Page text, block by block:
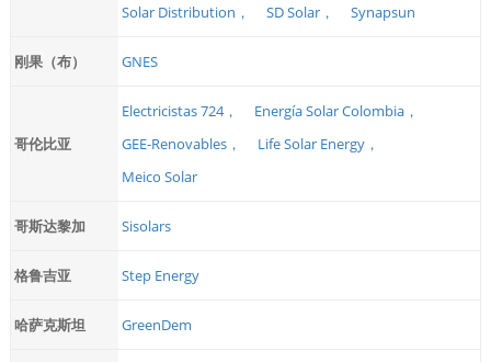
Solar Distribution，
SD Solar， Synapsun
刚果（布） GNES
哥伦比亚
Electricistas 724，
Energía Solar Colombia，
GEE-Renovables，
Life Solar Energy，
Meico Solar
哥斯达黎加 Sisolars
格鲁吉亚 Step Energy
哈萨克斯坦 GreenDem